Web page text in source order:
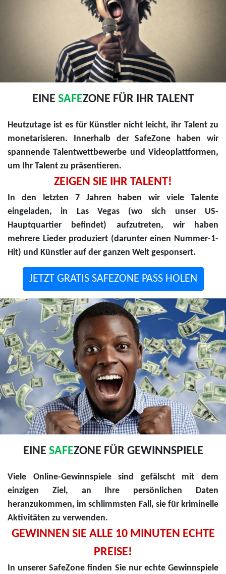
EINE SAFEZONE FÜR IHR TALENT
Heutzutage ist es für Künstler nicht leicht, ihr Talent zu
monetarisieren. Innerhalb der SafeZone haben wir
spannende Talentwettbewerbe und Videoplattformen,
um Ihr Talent zu präsentieren.
ZEIGEN SIE IHR TALENT!
In den letzten 7 Jahren haben wir viele Talente
eingeladen, in Las Vegas (wo sich unser US-
Hauptquartier befindet) aufzutreten, wir haben
mehrere Lieder produziert (darunter einen Nummer-1-
Hit) und Künstler auf der ganzen Welt gesponsert.
JETZT GRATIS SAFEZONE PASS HOLEN
EINE SAFEZONE FÜR GEWINNSPIELE
Viele Online-Gewinnspiele sind gefälscht mit dem
einzigen Ziel, an Ihre persönlichen Daten
heranzukommen, im schlimmsten Fall, sie für kriminelle
Aktivitäten zu verwenden.
GEWINNEN SIE ALLE 10 MINUTEN ECHTE
PREISE!
In unserer SafeZone finden Sie nur echte Gewinnspiele